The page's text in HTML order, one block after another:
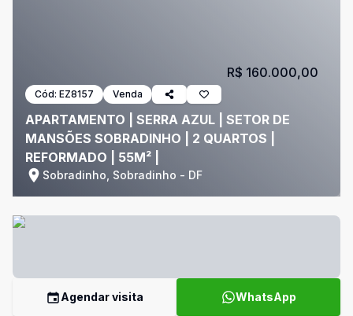
Cód: EZ8157 Venda
APARTAMENTO | SERRA AZUL | SETOR DE
MANSÕES SOBRADINHO | 2 QUARTOS |
REFORMADO | 55M² |
Sobradinho, Sobradinho - DF
R$ 160.000,00
Agendar visita WhatsApp